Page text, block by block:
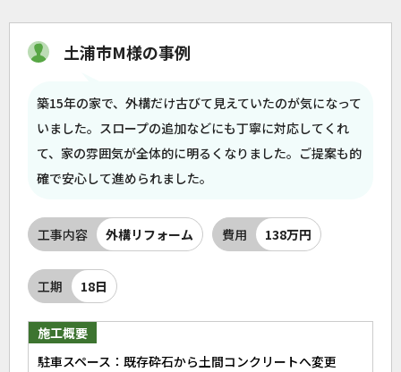
土浦市M様の事例
築15年の家で、外構だけ古びて見えていたのが気になって
いました。スロープの追加などにも丁寧に対応してくれ
て、家の雰囲気が全体的に明るくなりました。ご提案も的
確で安心して進められました。
工事内容 外構リフォーム 費用 138万円
工期 18日
施工概要
駐車スペース：既存砕石から土間コンクリートへ変更